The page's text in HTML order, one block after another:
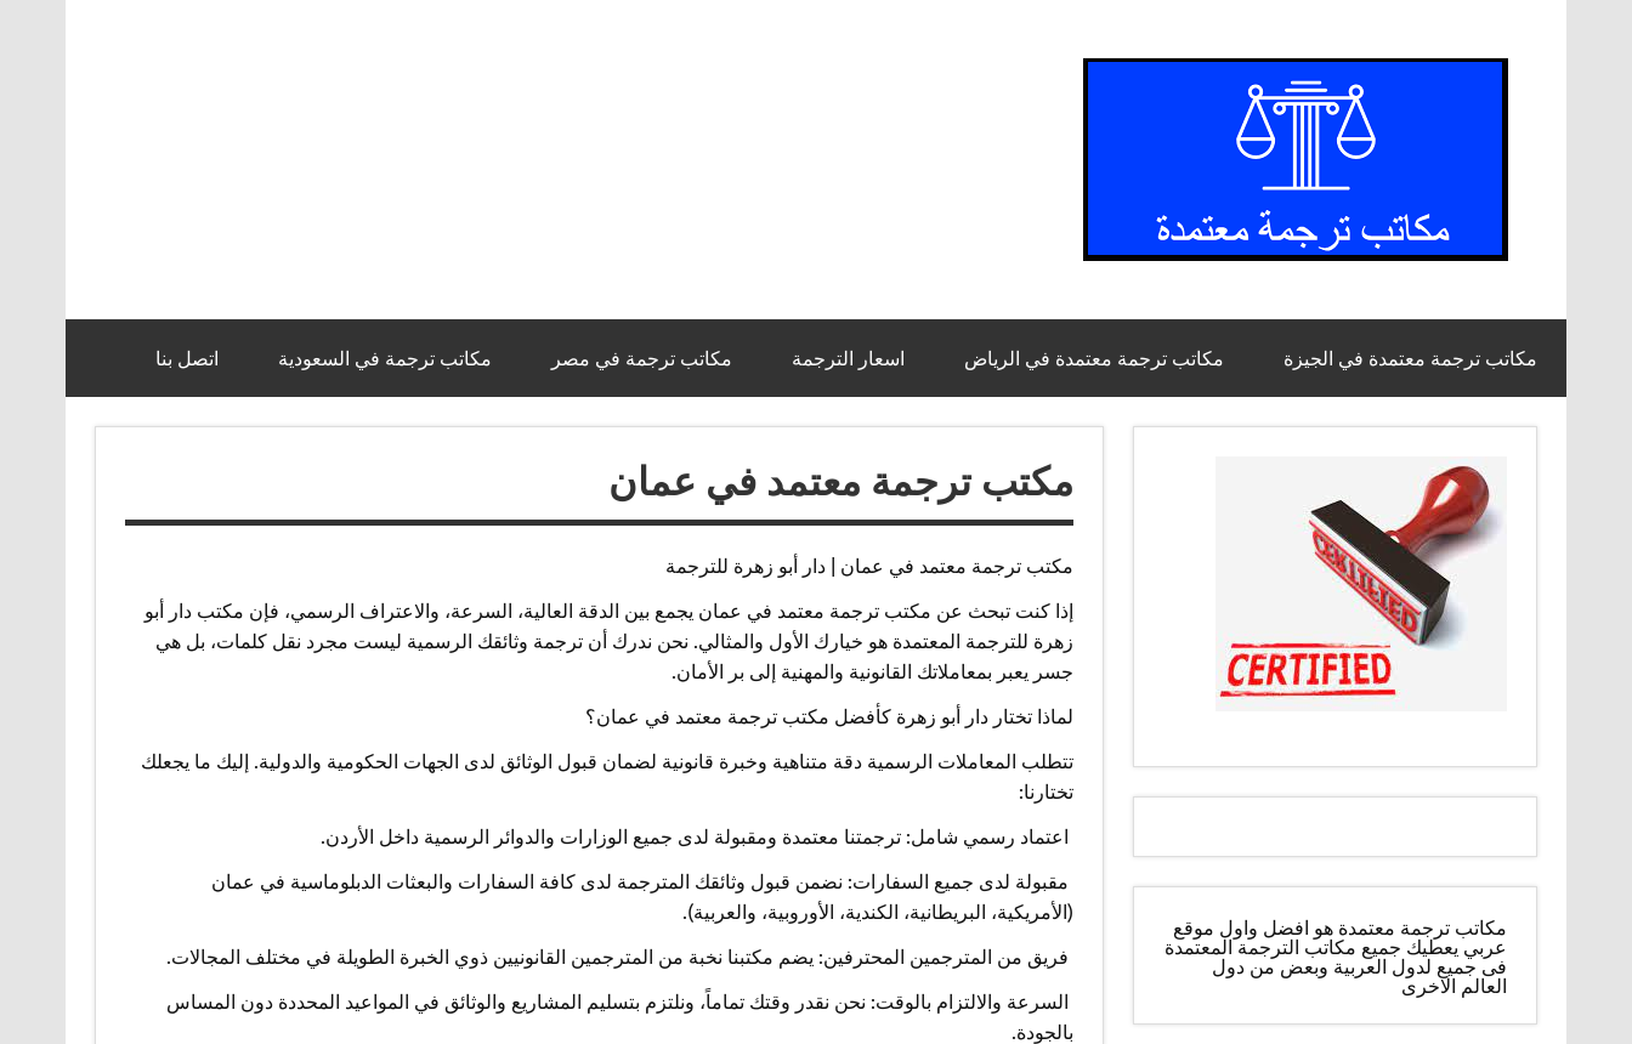
مكاتب ترجمة معتمدة في الجيزة مكاتب ترجمة معتمدة في الرياض اسعار الترجمة مكاتب ترجمة في مصر مكاتب ترجمة في السعودية اتصل بنا
مكتب ترجمة معتمد في عمان
مكتب ترجمة معتمد في عمان | دار أبو زهرة للترجمة
إذا كنت تبحث عن مكتب ترجمة معتمد في عمان يجمع بين الدقة العالية، السرعة، والاعتراف الرسمي، فإن مكتب دار أبو
زهرة للترجمة المعتمدة هو خيارك الأول والمثالي. نحن ندرك أن ترجمة وثائقك الرسمية ليست مجرد نقل كلمات، بل هي
جسر يعبر بمعاملاتك القانونية والمهنية إلى بر الأمان.
لماذا تختار دار أبو زهرة كأفضل مكتب ترجمة معتمد في عمان؟
تتطلب المعاملات الرسمية دقة متناهية وخبرة قانونية لضمان قبول الوثائق لدى الجهات الحكومية والدولية. إليك ما يجعلك
تختارنا:
اعتماد رسمي شامل: ترجمتنا معتمدة ومقبولة لدى جميع الوزارات والدوائر الرسمية داخل الأردن.
مقبولة لدى جميع السفارات: نضمن قبول وثائقك المترجمة لدى كافة السفارات والبعثات الدبلوماسية في عمان
(الأمريكية، البريطانية، الكندية، الأوروبية، والعربية).
فريق من المترجمين المحترفين: يضم مكتبنا نخبة من المترجمين القانونيين ذوي الخبرة الطويلة في مختلف المجالات.
السرعة والالتزام بالوقت: نحن نقدر وقتك تماماً، ونلتزم بتسليم المشاريع والوثائق في المواعيد المحددة دون المساس
بالجودة.
مكاتب ترجمة معتمدة هو افضل واول موقع
عربي يعطيك جميع مكاتب الترجمة المعتمدة
فى جميع لدول العربية وبعض من دول
العالم الاخرى